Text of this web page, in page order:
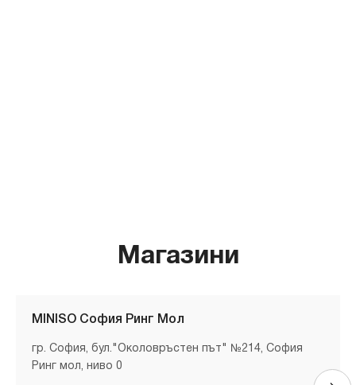
Магазини
MINISO София Ринг Мол
гр. София, бул."Околовръстен път" №214, София
Ринг мол, ниво 0